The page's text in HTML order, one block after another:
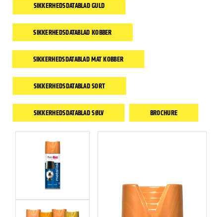
SIKKERHEDSDATABLAD GULD
SIKKERHEDSDATABLAD KOBBER
SIKKERHEDSDATABLAD MAT KOBBER
SIKKERHEDSDATABLAD SORT
SIKKERHEDSDATABLAD SØLV BROCHURE